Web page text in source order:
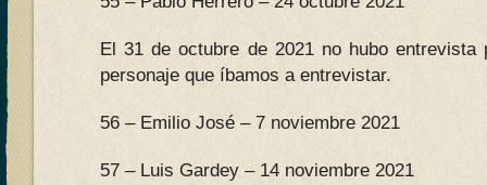
El 31 de octubre de 2021 no hubo entrevista
personaje que íbamos a entrevistar.
56 – Emilio José – 7 noviembre 2021
57 – Luis Gardey – 14 noviembre 2021